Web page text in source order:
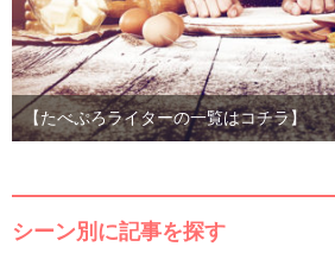
【たべぷろライターの一覧はコチラ】
シーン別に記事を探す